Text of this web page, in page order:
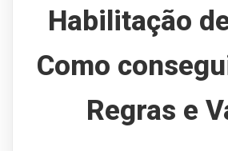
Habilitação
Como
Regras e